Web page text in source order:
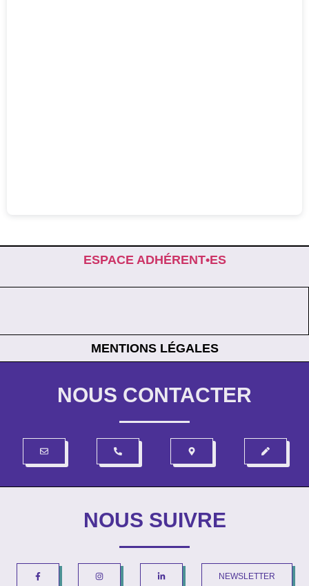
ESPACE ADHÉRENT•ES
MENTIONS LÉGALES
NOUS CONTACTER
NOUS SUIVRE
NEWSLETTER